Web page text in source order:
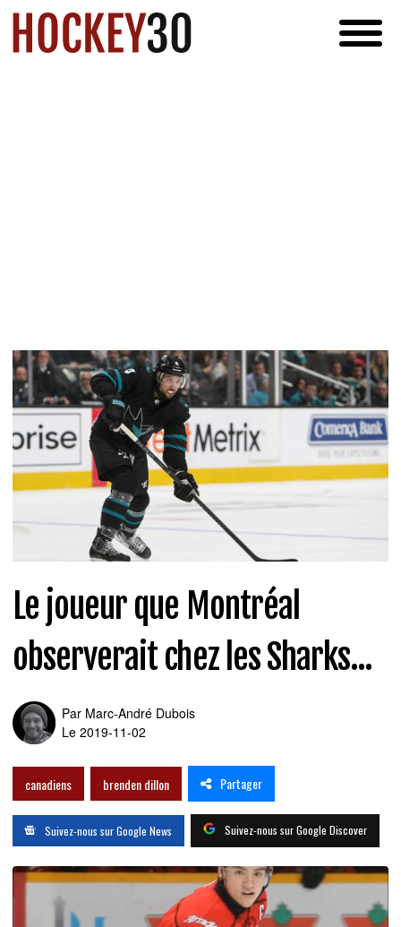
Le joueur que Montréal
observerait chez les Sharks...
Par Marc-André Dubois
Le 2019-11-02
canadiens brenden dillon Partager
Suivez-nous sur Google News Suivez-nous sur Google Discover